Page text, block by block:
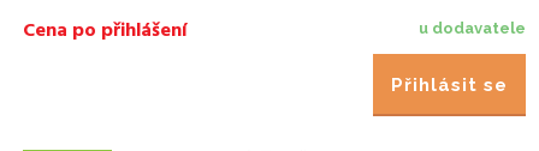
u dodavatele
Cena po přihlášení
Přihlásit se